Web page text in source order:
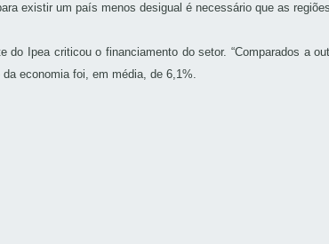
existir um país menos desigual é necessário que as
Ipea criticou o financiamento do setor. “Comparados a
economia foi, em média, de 6,1%.